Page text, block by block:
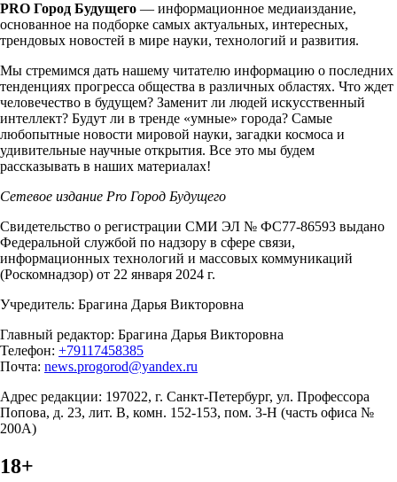
PRO Город Будущего — информационное медиаиздание,
основанное на подборке самых актуальных, интересных,
трендовых новостей в мире науки, технологий и развития.
Мы стремимся дать нашему читателю информацию о последних
тенденциях прогресса общества в различных областях. Что ждет
человечество в будущем? Заменит ли людей искусственный
интеллект? Будут ли в тренде «умные» города? Самые
любопытные новости мировой науки, загадки космоса и
удивительные научные открытия. Все это мы будем
рассказывать в наших материалах!
Сетевое издание Pro Город Будущего
Свидетельство о регистрации СМИ ЭЛ № ФС77-86593 выдано
Федеральной службой по надзору в сфере связи,
информационных технологий и массовых коммуникаций
(Роскомнадзор) от 22 января 2024 г.
Учредитель: Брагина Дарья Викторовна
Главный редактор: Брагина Дарья Викторовна
Телефон: +79117458385
Почта: news.progorod@yandex.ru
Адрес редакции: 197022, г. Санкт-Петербург, ул. Профессора
Попова, д. 23, лит. В, комн. 152-153, пом. 3-Н (часть офиса №
200А)
18+